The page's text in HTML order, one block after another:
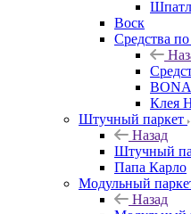
Воск
Средства
BONA
Клея
Штучный паркет
Назад
Штучный
Папа Карло
Модульный
Назад